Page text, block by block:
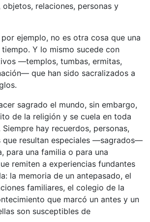
relaciones, personas y
ejemplo, no es otra cosa que una
Y lo mismo sucede con
—templos, tumbas, ermitas,
que han sido sacralizados a
sagrado el mundo, sin embargo,
de la religión y se cuela en toda
Siempre hay recuerdos, personas,
que resultan especiales —sagrados—
para una familia o para una
remiten a experiencias fundantes
la memoria de un antepasado, el
familiares, el colegio de la
que marcó un antes y un
son susceptibles de